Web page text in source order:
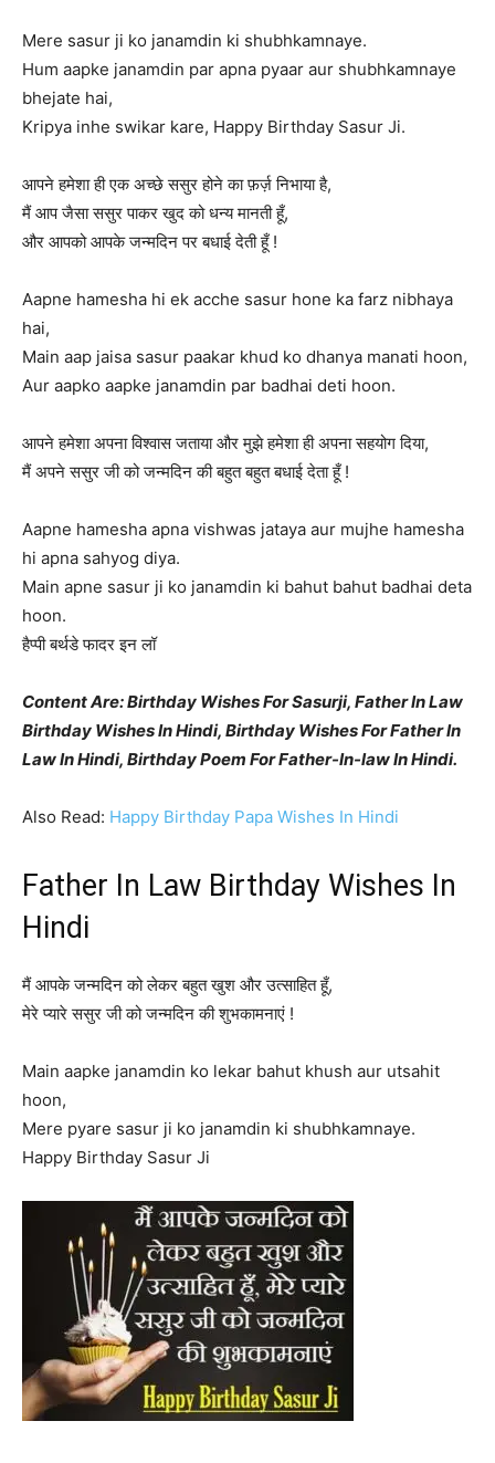
Mere sasur ji ko janamdin ki shubhkamnaye.
Hum aapke janamdin par apna pyaar aur shubhkamnaye
bhejate hai,
Kripya inhe swikar kare, Happy Birthday Sasur Ji.
आपने हमेशा ही एक अच्छे ससुर होने का फ़र्ज़ निभाया है,
मैं आप जैसा ससुर पाकर खुद को धन्य मानती हूँ,
और आपको आपके जन्मदिन पर बधाई देती हूँ !
Aapne hamesha hi ek acche sasur hone ka farz nibhaya
hai,
Main aap jaisa sasur paakar khud ko dhanya manati hoon,
Aur aapko aapke janamdin par badhai deti hoon.
आपने हमेशा अपना विश्वास जताया और मुझे हमेशा ही अपना सहयोग दिया,
मैं अपने ससुर जी को जन्मदिन की बहुत बहुत बधाई देता हूँ !
Aapne hamesha apna vishwas jataya aur mujhe hamesha
hi apna sahyog diya.
Main apne sasur ji ko janamdin ki bahut bahut badhai deta
hoon.
हैप्पी बर्थडे फादर इन लॉ
Content Are: Birthday Wishes For Sasurji, Father In Law
Birthday Wishes In Hindi, Birthday Wishes For Father In
Law In Hindi, Birthday Poem For Father-In-law In Hindi.
Also Read: Happy Birthday Papa Wishes In Hindi
Father In Law Birthday Wishes In
Hindi
मैं आपके जन्मदिन को लेकर बहुत खुश और उत्साहित हूँ,
मेरे प्यारे ससुर जी को जन्मदिन की शुभकामनाएं !
Main aapke janamdin ko lekar bahut khush aur utsahit
hoon,
Mere pyare sasur ji ko janamdin ki shubhkamnaye.
Happy Birthday Sasur Ji